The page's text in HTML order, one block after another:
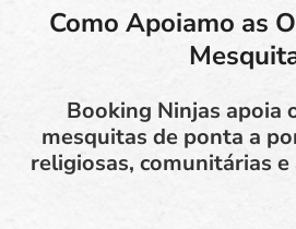
Como Apoiamo as
Booking Ninjas apoia
mesquitas de ponta a
religiosas, comunitárias